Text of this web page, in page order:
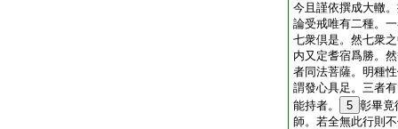
今且謹依撰成大轍
論受戒唯有二種。
七衆倶是。然七衆
内又定耆宿爲勝。
者同法菩薩。明種
謂發心具足。三者
能持者。
5 彰畢竟
師。若全無此行則